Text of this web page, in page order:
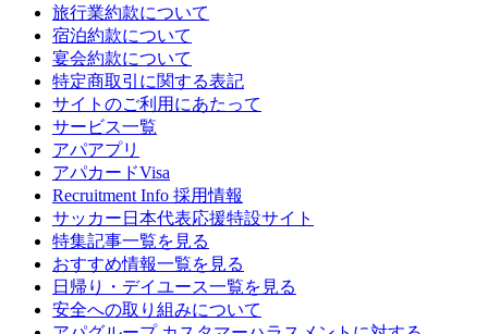
旅行業約款について
宿泊約款について
宴会約款について
特定商取引に関する表記
サイトのご利用にあたって
サービス一覧
アパアプリ
アパカードVisa
Recruitment Info 採用情報
サッカー日本代表応援特設サイト
特集記事一覧を見る
おすすめ情報一覧を見る
日帰り・デイユース一覧を見る
安全への取り組みについて